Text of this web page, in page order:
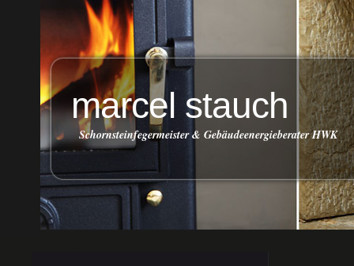
marcel stauch
Schornsteinfegermeister & Gebäudeenergieberater HWK